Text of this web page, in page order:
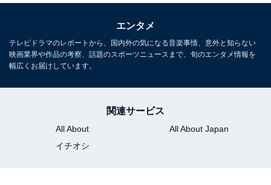
エンタメ
テレビドラマのレポートから、国内外の気になる音楽事情、意外と知らない
映画業界や作品の考察、話題のスポーツニュースまで、旬のエンタメ情報を
幅広くお届けしています。
関連サービス
All About
All About Japan
イチオシ